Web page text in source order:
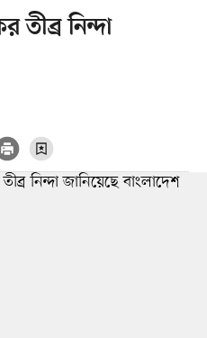
নিন্দা